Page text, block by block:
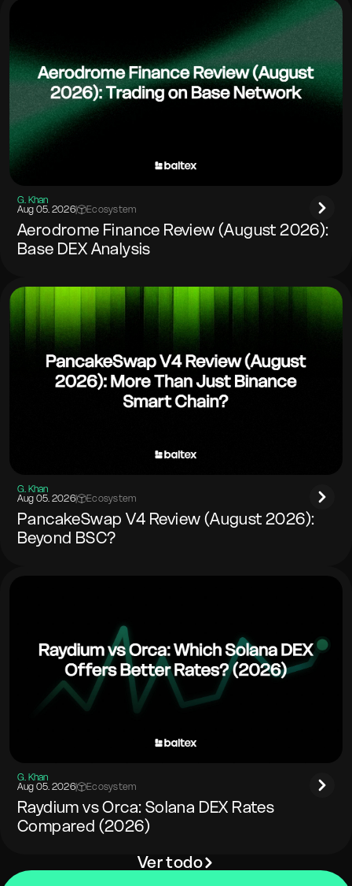
G. Khan
Aug 05. 2026| Ecosystem
Aerodrome Finance Review (August 2026):
Base DEX Analysis
G. Khan
Aug 05. 2026| Ecosystem
PancakeSwap V4 Review (August 2026):
Beyond BSC?
G. Khan
Aug 05. 2026| Ecosystem
Raydium vs Orca: Solana DEX Rates
Compared (2026)
Ver todo